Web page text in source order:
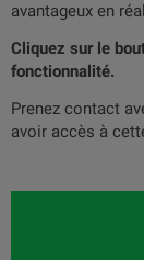
avantageux en
Cliquez sur le
fonctionnalité.
Prenez contact
avoir accès à